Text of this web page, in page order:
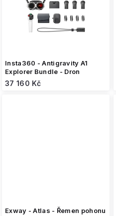
Insta360 - Antigravity A1
Explorer Bundle - Dron
37 160 Kč
Exway - Atlas - Řemen pohonu